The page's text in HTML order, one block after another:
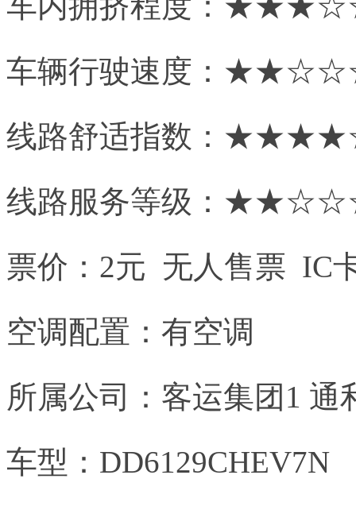
车辆行驶速度：
线路舒适指数：
线路服务等级：
票价：2元 无人售票 IC
空调配置：有空调
所属公司：客运集团1 通
车型：DD6129CHEV7N